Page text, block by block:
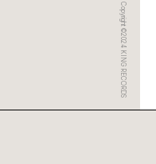
Copyright ©2024 KING RECORDS